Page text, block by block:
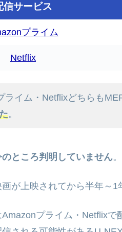
信サービス
プライム
Netflix
ライム・Netflixどちらも
。
ところ判明していません。
が上映されてから半年～1
プライム・Netflix